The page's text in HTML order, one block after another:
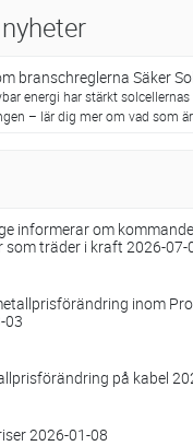
branschreglerna Säker Sol
energi har stärkt solcellernas
– lär dig mer om vad som
informerar om kommande
som träder i kraft 2026-07-
inom
03
på kabel
2026-01-08